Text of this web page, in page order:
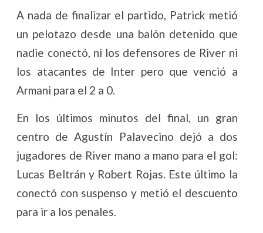
A nada de finalizar el partido, Patrick metió
un pelotazo desde una balón detenido que
nadie conectó, ni los defensores de River ni
los atacantes de Inter pero que venció a
Armani para el 2 a 0.
En los últimos minutos del final, un gran
centro de Agustín Palavecino dejó a dos
jugadores de River mano a mano para el gol:
Lucas Beltrán y Robert Rojas. Este último la
conectó con suspenso y metió el descuento
para ir a los penales.